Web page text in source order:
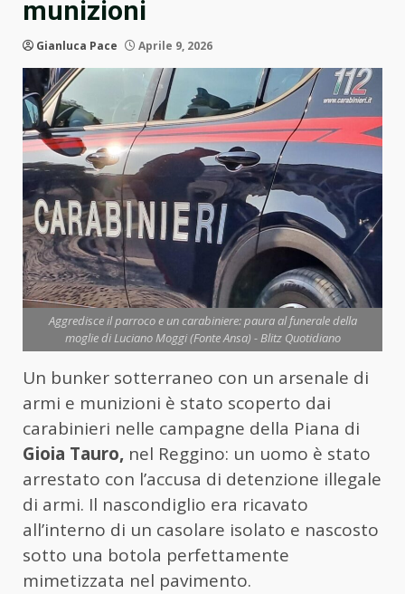
munizioni
Gianluca Pace Aprile 9, 2026
Aggredisce il parroco e un carabiniere: paura al funerale della
moglie di Luciano Moggi (Fonte Ansa) - Blitz Quotidiano
Un bunker sotterraneo con un arsenale di
armi e munizioni è stato scoperto dai
carabinieri nelle campagne della Piana di
Gioia Tauro, nel Reggino: un uomo è stato
arrestato con l’accusa di detenzione illegale
di armi. Il nascondiglio era ricavato
all’interno di un casolare isolato e nascosto
sotto una botola perfettamente
mimetizzata nel pavimento.